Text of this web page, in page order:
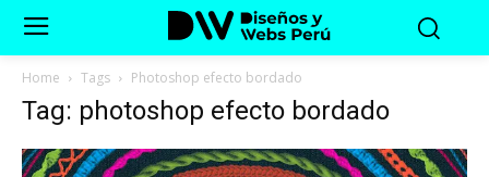
Home Tags Photoshop efecto bordado
Tag: photoshop efecto bordado